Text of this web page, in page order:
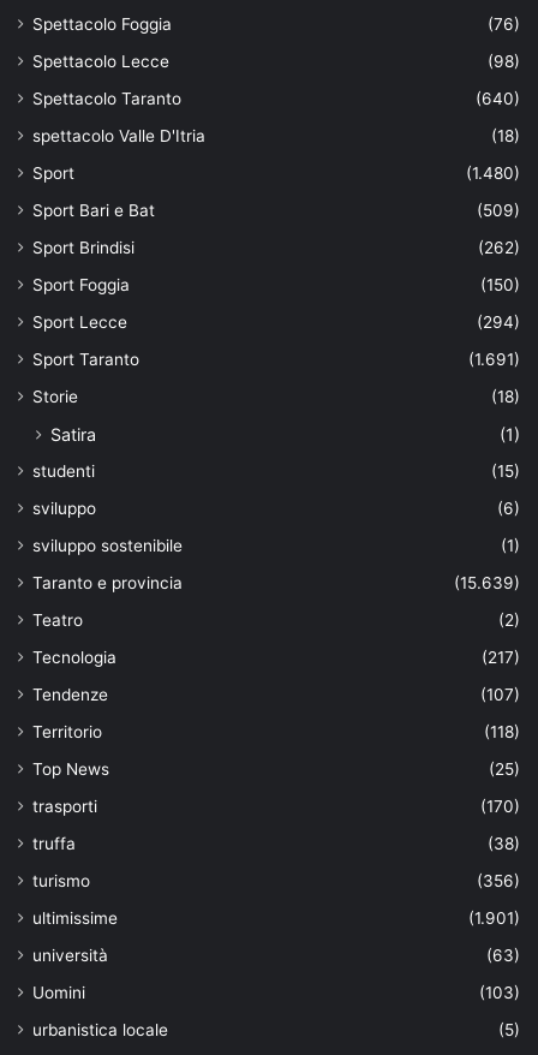
Spettacolo Foggia
(76)
Spettacolo Lecce
(98)
Spettacolo Taranto
(640)
spettacolo Valle D'Itria
(18)
Sport
(1.480)
Sport Bari e Bat
(509)
Sport Brindisi
(262)
Sport Foggia
(150)
Sport Lecce
(294)
Sport Taranto
(1.691)
Storie
(18)
Satira (1)
studenti
(15)
sviluppo
(6)
sviluppo sostenibile
(1)
Taranto e provincia
(15.639)
Teatro
(2)
Tecnologia
(217)
Tendenze
(107)
Territorio
(118)
Top News
(25)
trasporti
(170)
truffa
(38)
turismo
(356)
ultimissime
(1.901)
università
(63)
Uomini
(103)
urbanistica locale
(5)